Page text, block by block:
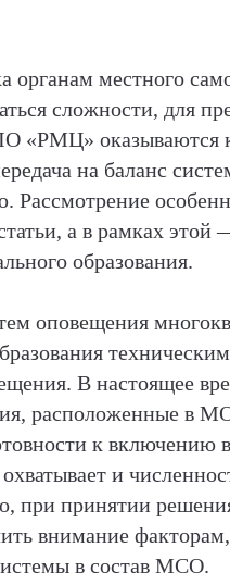
органам местного
сложности, для
«РМЦ» оказываются
на баланс
а в рамках
образования.
оповещения
В настоящее
расположенные в
к включению
и
при принятии
внимание
в состав МСО.